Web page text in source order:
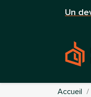
Un
Accueil